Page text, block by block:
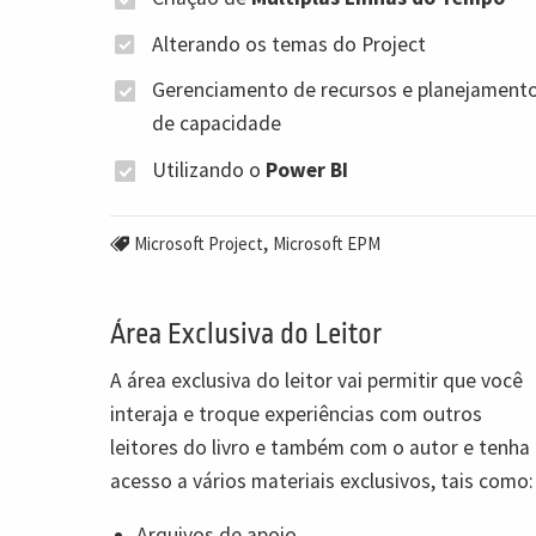
Alterando os temas do Project
Gerenciamento de recursos e
de capacidade
Utilizando o Power BI
Microsoft Project, Microsoft EPM
Área Exclusiva do Leitor
A área exclusiva do leitor vai permitir que você
interaja e troque experiências com outros
leitores do livro e também com o autor e tenha
acesso a vários materiais exclusivos, tais como: